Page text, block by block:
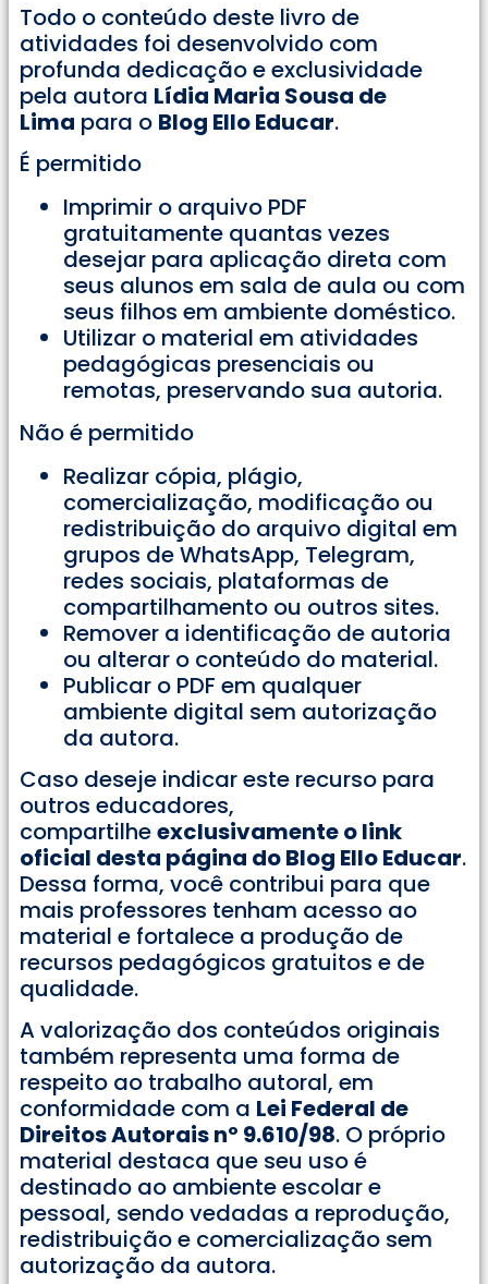
Todo o conteúdo deste livro de
atividades foi desenvolvido com
profunda dedicação e exclusividade
pela autora Lídia Maria Sousa de
Lima para o Blog Ello Educar.
É permitido
Imprimir o arquivo PDF
gratuitamente quantas vezes
desejar para aplicação direta com
seus alunos em sala de aula ou com
seus filhos em ambiente doméstico.
Utilizar o material em atividades
pedagógicas presenciais ou
remotas, preservando sua autoria.
Não é permitido
Realizar cópia, plágio,
comercialização, modificação ou
redistribuição do arquivo digital em
grupos de WhatsApp, Telegram,
redes sociais, plataformas de
compartilhamento ou outros sites.
Remover a identificação de autoria
ou alterar o conteúdo do material.
Publicar o PDF em qualquer
ambiente digital sem autorização
da autora.
Caso deseje indicar este recurso para
outros educadores,
compartilheexclusivamente o link
oficial desta página do Blog Ello Educar.
Dessa forma, você contribui para que
mais professores tenham acesso ao
material e fortalece a produção de
recursos pedagógicos gratuitos e de
qualidade.
A valorização dos conteúdos originais
também representa uma forma de
respeito ao trabalho autoral, em
conformidade com a Lei Federal de
Direitos Autorais nº 9.610/98. O próprio
material destaca que seu uso é
destinado ao ambiente escolar e
pessoal, sendo vedadas a reprodução,
redistribuição e comercialização sem
autorização da autora.